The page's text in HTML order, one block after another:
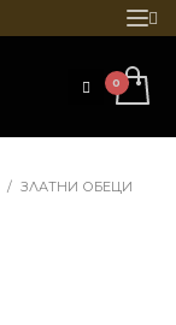
ЗЛАТНИ ОБЕЦИ